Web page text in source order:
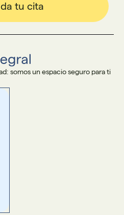
tu cita
somos un espacio seguro para ti